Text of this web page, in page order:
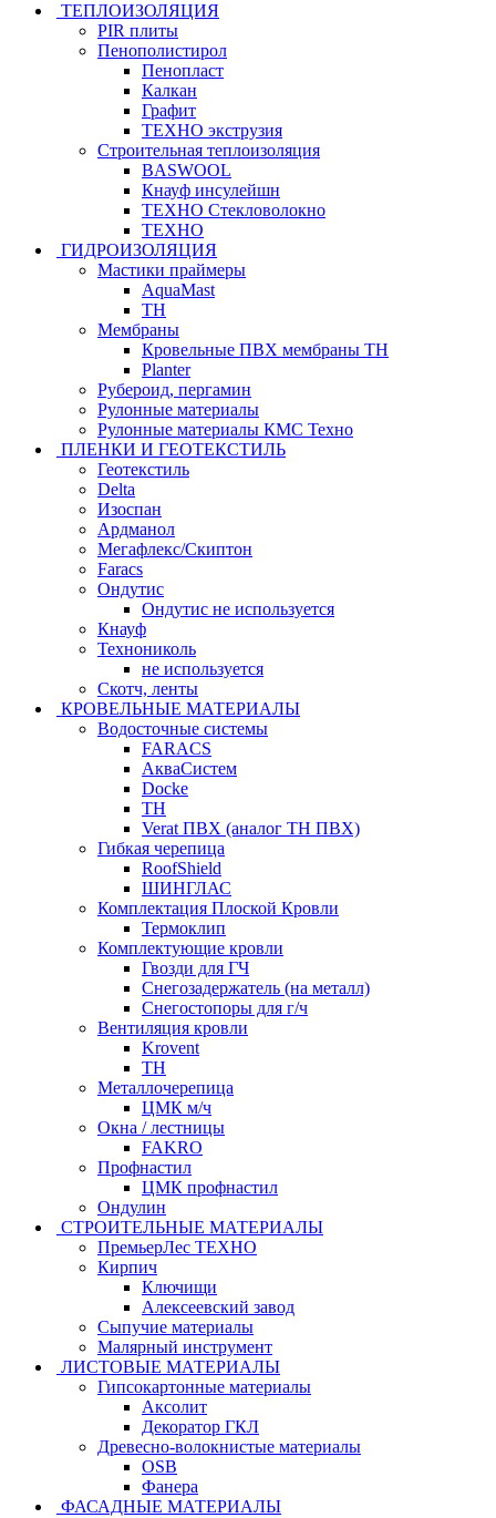
ТЕПЛОИЗОЛЯЦИЯ
PIR плиты
Пенополистирол
Пенопласт
Калкан
Графит
ТЕХНО экструзия
Строительная теплоизоляция
BASWOOL
Кнауф инсулейшн
ТЕХНО Стекловолокно
ТЕХНО
ГИДРОИЗОЛЯЦИЯ
Мастики праймеры
AquaMast
ТН
Мембраны
Кровельные ПВХ мембраны ТН
Planter
Рубероид, пергамин
Рулонные материалы
Рулонные материалы КМС Техно
ПЛЕНКИ И ГЕОТЕКСТИЛЬ
Геотекстиль
Delta
Изоспан
Ардманол
Мегафлекс/Скиптон
Faracs
Ондутис
Ондутис не используется
Кнауф
Технониколь
не используется
Скотч, ленты
КРОВЕЛЬНЫЕ МАТЕРИАЛЫ
Водосточные системы
FARACS
АкваСистем
Docke
ТН
Verat ПВХ (аналог ТН ПВХ)
Гибкая черепица
RoofShield
ШИНГЛАС
Комплектация Плоской Кровли
Термоклип
Комплектующие кровли
Гвозди для ГЧ
Снегозадержатель (на металл)
Снегостопоры для г/ч
Вентиляция кровли
Krovent
ТН
Металлочерепица
ЦМК м/ч
Окна / лестницы
FAKRO
Профнастил
ЦМК профнастил
Ондулин
СТРОИТЕЛЬНЫЕ МАТЕРИАЛЫ
ПремьерЛес ТЕХНО
Кирпич
Ключищи
Алексеевский завод
Сыпучие материалы
Малярный инструмент
ЛИСТОВЫЕ МАТЕРИАЛЫ
Гипсокартонные материалы
Аксолит
Декоратор ГКЛ
Древесно-волокнистые материалы
OSB
Фанера
ФАСАДНЫЕ МАТЕРИАЛЫ